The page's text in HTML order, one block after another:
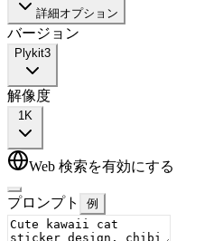
詳細オプション
バージョン
Plykit3
解像度
1K
Web 検索を有効にする
プロンプト 例